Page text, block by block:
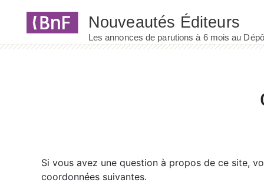
Si vous avez une question à propos de ce site,
coordonnées suivantes.